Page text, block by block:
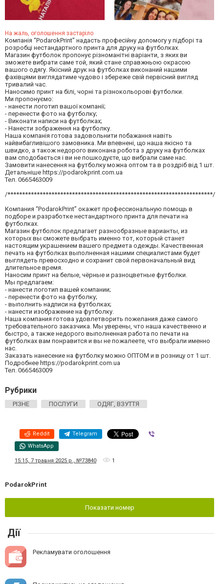
На жаль, оголошення застаріло
Компанія “PodarokPrint” надасть професійну допомогу у підборі та
розробці нестандартного принта для друку на футболках.
Магазин футболок пропонує різноманітні варіанти, з яких ви
зможете вибрати саме той, який стане справжньою окрасою
вашого одягу. Якісний друк на футболках виконаний нашими
фахівцями виглядатиме чудово і збереже свій первісний вигляд
тривалий час.
Наносимо принт на білі, чорні та різнокольорові футболки.
Ми пропонуємо:
- нанести логотип вашої компанії;
- перенести фото на футболку;
- Виконати написи на футболках;
- Нанести зображення на футболку.
Наша компанія готова задовольнити побажання навіть
найвибагливішого замовника. Ми впевнені, що наша якісно та
швидко, а також недорого виконана робота з друку на футболках
вам сподобається і ви не пошкодуєте, що вибрали саме нас.
Замовити нанесення на футболку можна оптом та в роздріб від 1 шт.
Детальніше https://podarokprint.com.ua
Тел. 0665463009
/**********************************************************************/
Компания “PodarokPrint” окажет профессиональную помощь в
подборе и разработке нестандартного принта для печати на
футболках.
Магазин футболок предлагает разнообразные варианты, из
которых вы сможете выбрать именно тот, который станет
настоящим украшением вашего предмета одежды. Качественная
печать на футболках выполненная нашими специалистами будет
выглядеть превосходно и сохранит свой первоначальный вид
длительное время.
Наносим принт на белые, чёрные и разноцветные футболки.
Мы предлагаем:
- нанести логотип вашей компании;
- перенести фото на футболку;
- выполнить надписи на футболках;
- нанести изображение на футболку.
Наша компания готова удовлетворить пожелания даже самого
требовательного заказчика. Мы уверены, что наша качественно и
быстро, а также недорого выполненная работа по печати на
футболках вам понравится и вы не пожалеете, что выбрали именно
нас.
Заказать нанесение на футболку можно ОПТОМ и в розницу от 1 шт.
Подробнее https://podarokprint.com.ua
Тел. 0665463009
Рубрики
РІЗНЕ ПОСЛУГИ ОДЯГ, ВЗУТТЯ
Reddit Telegram
WhatsApp
15:15, 7 травня 2025 р., №73840 1
PodarokPrint
Показати номер
Дії
Рекламувати оголошення